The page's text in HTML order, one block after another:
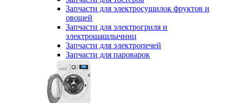
Запчасти для электросушилок фруктов и
овощей
Запчасти для электрогриля и
электрошашлычниц
Запчасти для электропечей
Запчасти для пароварок